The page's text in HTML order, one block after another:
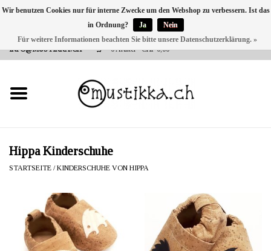
VERSANDKOSTEN 0 CHF INNERHALB CH | INT. VERSAND ÜBER
INFO@MUSTIKKA.CH
0 Artikel - CHF 0,00
NEU BEI UNS
SHOP - A PIECE OF
FINLAND FOR YOU
Hippa Kinderschuhe
STARTSEITE /KINDERSCHUHE VON HIPPA
Wir benutzen Cookies nur für interne Zwecke um den Webshop zu verbessern. Ist das
in Ordnung?
Ja
Nein
Für weitere Informationen beachten Sie bitte unsere Datenschutzerklärung. »